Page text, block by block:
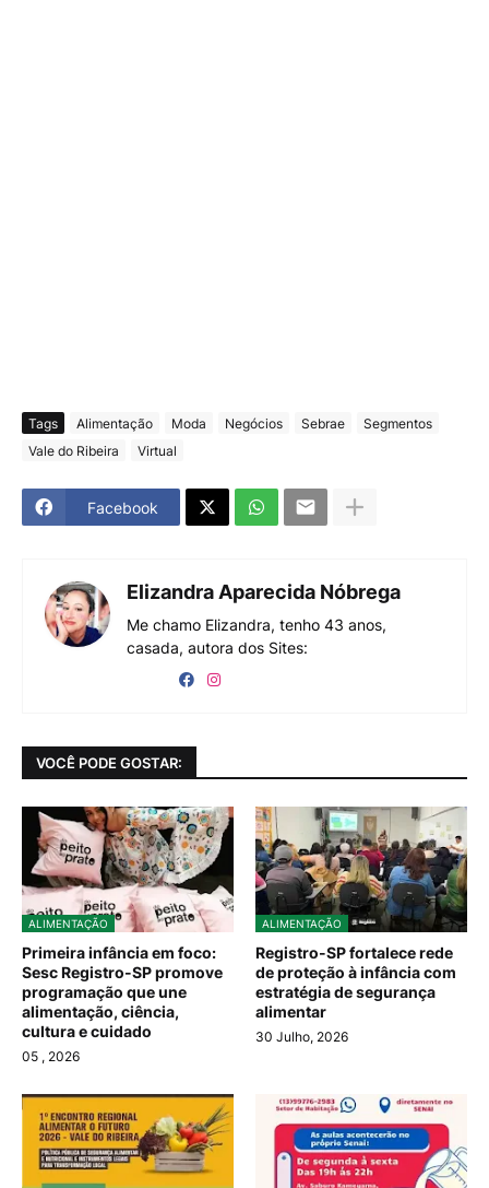
Tags Alimentação Moda Negócios Sebrae
Segmentos
Vale do Ribeira
Virtual
Facebook
Elizandra Aparecida Nóbrega
Me chamo Elizandra, tenho 43 anos,
casada, autora dos Sites:
VOCÊ PODE GOSTAR:
ALIMENTAÇÃO
Primeira infância em foco:
Sesc Registro-SP promove
programação que une
alimentação, ciência,
cultura e cuidado
05 , 2026
ALIMENTAÇÃO
Registro-SP fortalece rede
de proteção à infância com
estratégia de segurança
alimentar
30 Julho, 2026